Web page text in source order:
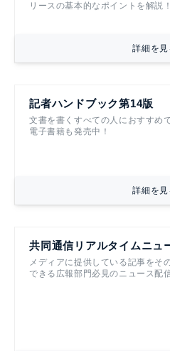
リースの基本的なポイントを解説！
詳細を見
記者ハンドブック第14版
文書を書くすべての人におすすめ
電子書籍も発売中！
詳細を見
共同通信リアルタイムニュ
メディアに提供している記事をそ
できる広報部門必見のニュース配